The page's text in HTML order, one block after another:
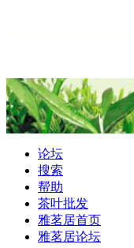
论坛
搜索
帮助
茶叶批发
雅茗居首页
雅茗居论坛